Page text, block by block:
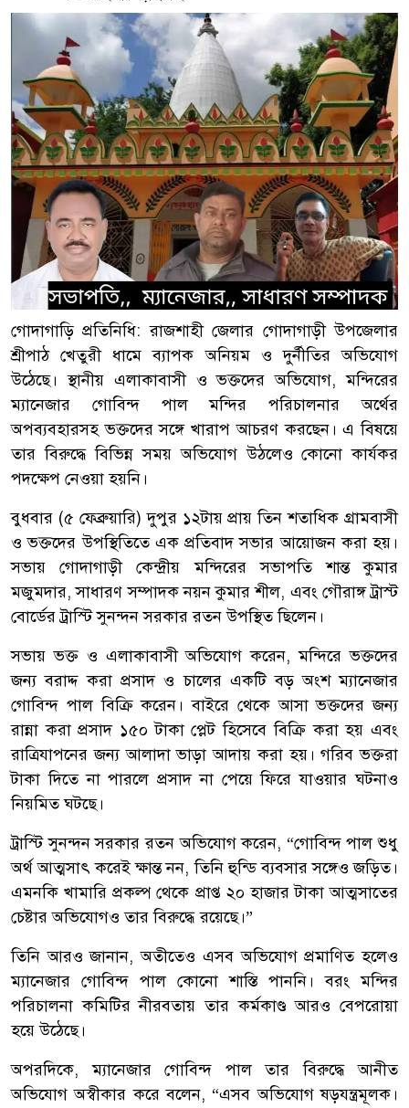
গোদাগাড়ি প্রতিনিধি: রাজশাহী জেলার গোদাগাড়ী উপজেলার
শ্রীপাঠ খেতুরী ধামে ব্যাপক অনিয়ম ও দুর্নীতির অভিযোগ
উঠেছে। স্থানীয় এলাকাবাসী ও ভক্তদের অভিযোগ, মন্দিরের
ম্যানেজার গোবিন্দ পাল মন্দির পরিচালনার অর্থের
অপব্যবহারসহ ভক্তদের সঙ্গে খারাপ আচরণ করছেন। এ বিষয়ে
তার বিরুদ্ধে বিভিন্ন সময় অভিযোগ উঠলেও কোনো কার্যকর
পদক্ষেপ নেওয়া হয়নি।
বুধবার (৫ ফেব্রুয়ারি) দুপুর ১২টায় প্রায় তিন শতাধিক গ্রামবাসী
ও ভক্তদের উপস্থিতিতে এক প্রতিবাদ সভার আয়োজন করা হয়।
সভায় গোদাগাড়ী কেন্দ্রীয় মন্দিরের সভাপতি শান্ত কুমার
মজুমদার, সাধারণ সম্পাদক নয়ন কুমার শীল, এবং গৌরাঙ্গ ট্রাস্ট
বোর্ডের ট্রাস্টি সুনন্দন সরকার রতন উপস্থিত ছিলেন।
সভায় ভক্ত ও এলাকাবাসী অভিযোগ করেন, মন্দিরে ভক্তদের
জন্য বরাদ্দ করা প্রসাদ ও চালের একটি বড় অংশ ম্যানেজার
গোবিন্দ পাল বিক্রি করেন। বাইরে থেকে আসা ভক্তদের জন্য
রান্না করা প্রসাদ ১৫০ টাকা প্লেট হিসেবে বিক্রি করা হয় এবং
রাত্রিযাপনের জন্য আলাদা ভাড়া আদায় করা হয়। গরিব ভক্তরা
টাকা দিতে না পারলে প্রসাদ না পেয়ে ফিরে যাওয়ার ঘটনাও
নিয়মিত ঘটছে।
ট্রাস্টি সুনন্দন সরকার রতন অভিযোগ করেন, “গোবিন্দ পাল শুধু
অর্থ আত্মসাৎ করেই ক্ষান্ত নন, তিনি হুন্ডি ব্যবসার সঙ্গেও জড়িত।
এমনকি খামারি প্রকল্প থেকে প্রাপ্ত ২০ হাজার টাকা আত্মসাতের
চেষ্টার অভিযোগও তার বিরুদ্ধে রয়েছে।”
তিনি আরও জানান, অতীতেও এসব অভিযোগ প্রমাণিত হলেও
ম্যানেজার গোবিন্দ পাল কোনো শাস্তি পাননি। বরং মন্দির
পরিচালনা কমিটির নীরবতায় তার কর্মকাণ্ড আরও বেপরোয়া
হয়ে উঠেছে।
অপরদিকে, ম্যানেজার গোবিন্দ পাল তার বিরুদ্ধে আনীত
অভিযোগ অস্বীকার করে বলেন, “এসব অভিযোগ ষড়যন্ত্রমূলক।